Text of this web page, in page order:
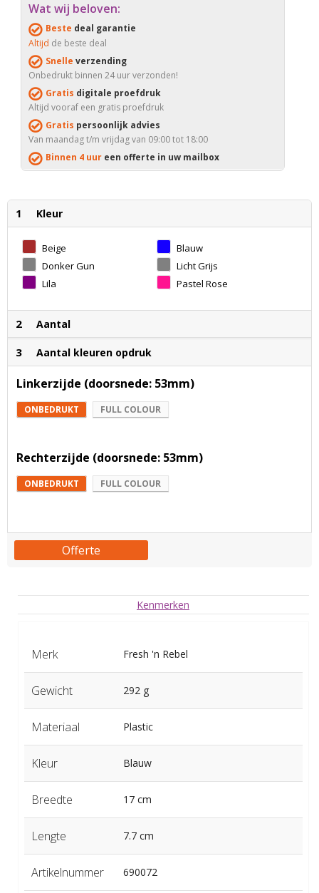
Wat wij beloven:
Beste deal garantie
Altijd de beste deal
Snelle verzending
Onbedrukt binnen 24 uur verzonden!
Gratis digitale proefdruk
Altijd vooraf een gratis proefdruk
Gratis persoonlijk advies
Van maandag t/m vrijdag van 09:00 tot 18:00
Binnen 4 uur een offerte in uw mailbox
1 Kleur
Beige
Blauw
Donker Gun
Metal
Licht Grijs
Lila
Pastel Rose
2 Aantal
3 Aantal kleuren opdruk
Linkerzijde (doorsnede: 53mm)
ONBEDRUKT FULL COLOUR
Rechterzijde (doorsnede: 53mm)
ONBEDRUKT FULL COLOUR
Offerte
Kenmerken
Merk Fresh 'n Rebel
Gewicht 292 g
Materiaal Plastic
Kleur Blauw
Breedte 17 cm
Lengte 7.7 cm
Artikelnummer 690072